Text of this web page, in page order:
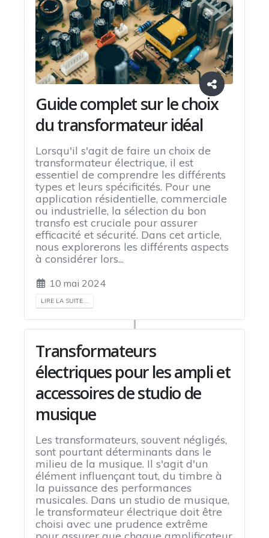
Guide complet sur le choix
du transformateur idéal
Lorsqu'il s'agit de faire un choix de
transformateur électrique, il est
essentiel de comprendre les différents
types et leurs spécificités. Pour une
application résidentielle, commerciale
ou industrielle, la sélection du bon
transfo est cruciale pour assurer
efficacité et sécurité. Dans cet article,
nous explorerons les différents aspects
à considérer lors...
10 mai 2024
LIRE LA SUITE...
Transformateurs
électriques pour les ampli et
accessoires de studio de
musique
Les transformateurs, souvent négligés,
sont pourtant déterminants dans le
milieu de la musique. Il s'agit d'un
élément influençant tout, du timbre à
la puissance des performances
musicales. Dans un studio de musique,
le transformateur électrique doit être
choisi avec une prudence extrême